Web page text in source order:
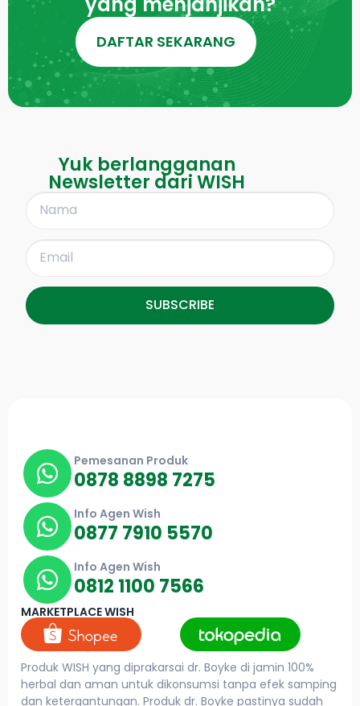
DAFTAR SEKARANG
Yuk berlangganan
Newsletter dari WISH
SUBSCRIBE
0878 8898 7275
Pemesanan Produk
0877 7910 5570
Info Agen Wish
0812 1100 7566
Info Agen Wish
MARKETPLACE WISH
Produk WISH yang diprakarsai dr. Boyke di jamin 100%
herbal dan aman untuk dikonsumsi tanpa efek samping
dan ketergantungan. Produk dr. Boyke pastinya sudah